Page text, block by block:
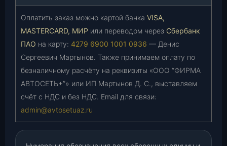
Оплатить заказ можно картой банка VISA,
MASTERCARD, МИР или переводом через Сбербанк
ПАО на карту: 4279 6900 1001 0936 — Денис
Сергеевич Мартынов. Также принимаем оплату по
безналичному расчёту на реквизиты «ООО “ФИРМА
АВТОСЕТЬ+”» или ИП Мартынов Д. С., выставляем
счёт с НДС и без НДС. Email для связи:
admin@avtosetuaz.ru